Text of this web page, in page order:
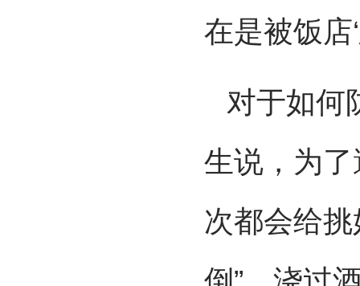
在是被饭店
对于如何
生说，为
次都会给